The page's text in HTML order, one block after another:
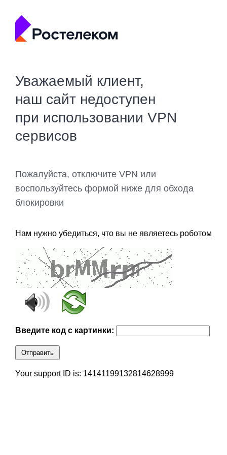
Уважаемый клиент,
наш сайт недоступен
при использовании VPN
сервисов
Пожалуйста, отключите VPN или
воспользуйтесь формой ниже для обхода
блокировки
Нам нужно убедиться, что вы не являетесь роботом
Введите код с картинки:
Отправить
Your support ID is: 14141199132814628999